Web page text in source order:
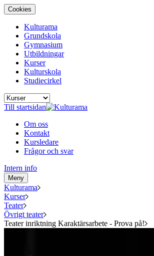
Cookies
Kulturama
Grundskola
Gymnasium
Utbildningar
Kurser
Kulturskola
Studiecirkel
Till startsidan
Om oss
Kontakt
Kursledare
Frågor och svar
Intern info
Meny
Kulturama
Kurser
Teater
Övrigt teater
Teater inriktning Karaktärsarbete - Prova på!